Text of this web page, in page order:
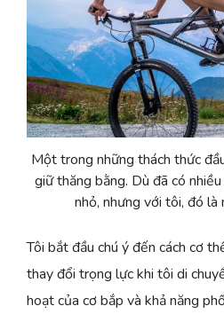
Một trong những thách thức
giữ thăng bằng. Dù đã có
nhỏ, nhưng với tôi, đó
Tôi bắt đầu chú ý đến cách cơ
thay đổi trọng lực khi tôi di
hoạt của cơ bắp và khả năng